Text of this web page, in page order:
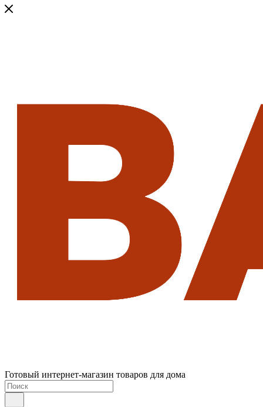
Готовый интернет-магазин товаров для дома